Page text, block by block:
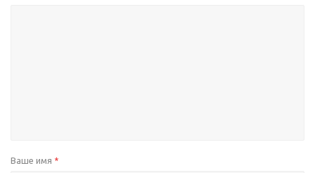
Ваше имя *